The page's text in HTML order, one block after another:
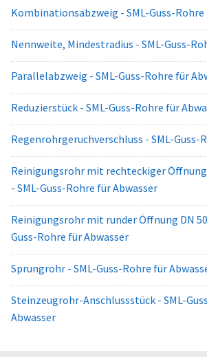
Kombinationsabzweig - SML-Guss-Rohre
Nennweite, Mindestradius - SML-Guss-
Parallelabzweig - SML-Guss-Rohre für
Reduzierstück - SML-Guss-Rohre für
Regenrohrgeruchverschluss - SML-Guss-
Reinigungsrohr mit rechteckiger Öffnung
- SML-Guss-Rohre für Abwasser
Reinigungsrohr mit runder Öffnung DN 50
Guss-Rohre für Abwasser
Sprungrohr - SML-Guss-Rohre für
Steinzeugrohr-Anschlussstück - SML-
Abwasser